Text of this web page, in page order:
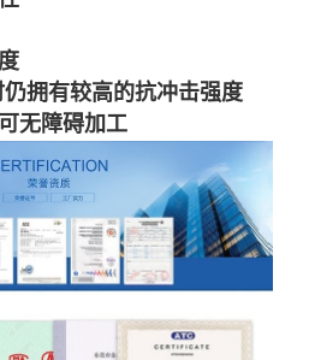
拥有较高的抗冲击强度
无障碍加工